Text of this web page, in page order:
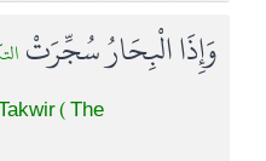
وَإِذَا الْبِحَارُ سُجِّرَتْ
( The